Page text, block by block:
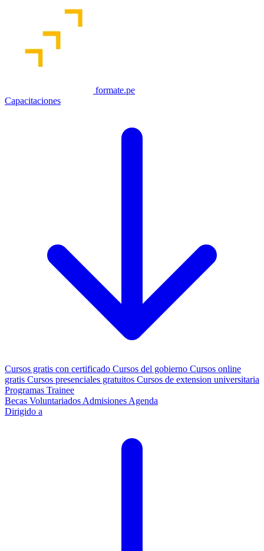
formate.pe
Capacitaciones
Cursos gratis con certificado Cursos del gobierno Cursos online
gratis Cursos presenciales gratuitos Cursos de extension universitaria
Programas Trainee
Becas Voluntariados Admisiones Agenda
Dirigido a